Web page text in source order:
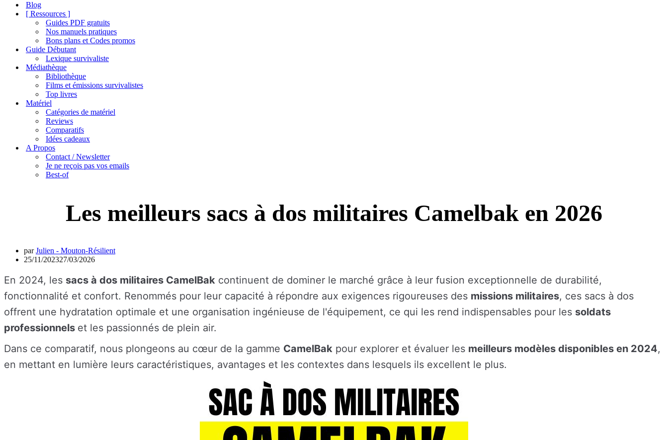
navigation
Blog
[ Ressources ]
Guides PDF gratuits
Nos manuels pratiques
Bons plans et Codes promos
Guide Débutant
Lexique survivaliste
Médiathèque
Bibliothèque
Films et émissions survivalistes
Top livres
Matériel
Catégories de matériel
Reviews
Comparatifs
Idées cadeaux
A Propos
Contact / Newsletter
Je ne reçois pas vos emails
Best-of
Les meilleurs sacs à dos militaires Camelbak en 2026
parJulien - Mouton-Résilient
25/11/202327/03/2026
En 2024, les sacs à dos militaires CamelBak continuent de dominer le marché grâce à leur fusion exceptionnelle de durabilité,
fonctionnalité et confort. Renommés pour leur capacité à répondre aux exigences rigoureuses des missions militaires, ces sacs à dos
offrent une hydratation optimale et une organisation ingénieuse de l'équipement, ce qui les rend indispensables pour les soldats
professionnels et les passionnés de plein air.
Dans ce comparatif, nous plongeons au cœur de la gamme CamelBak pour explorer et évaluer les meilleurs modèles disponibles en 2024,
en mettant en lumière leurs caractéristiques, avantages et les contextes dans lesquels ils excellent le plus.